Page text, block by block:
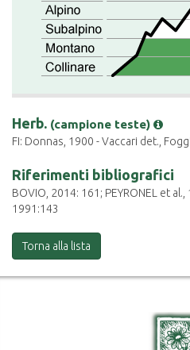
Herb. (campione teste)
FI: Donnas, 1900 - Vaccari det.,
Riferimenti bibliografici
BOVIO, 2014: 161; PEYRONEL et al.,
1991:143
Torna alla lista